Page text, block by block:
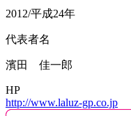
2012/平成24年
代表者名
濱田 佳一郎
HP
http://www.laluz-gp.co.jp